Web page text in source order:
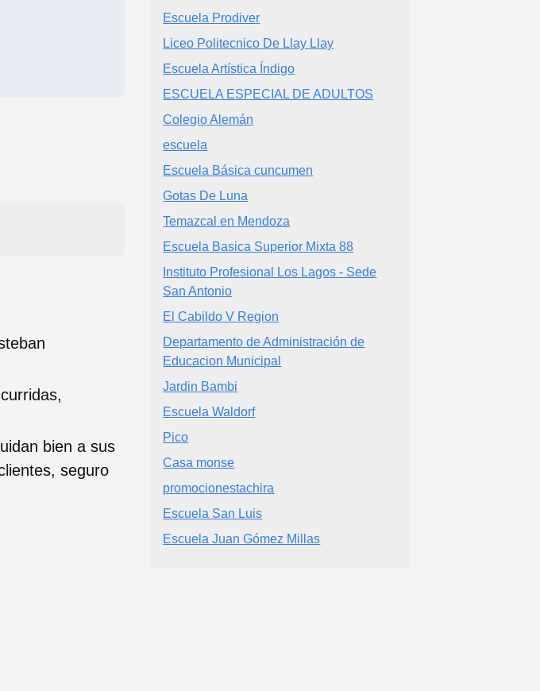
bien a sus
seguro
Escuela Prodiver
Liceo Politecnico De Llay Llay
Escuela Artística Índigo
ESCUELA ESPECIAL DE ADULTOS
Colegio Alemán
escuela
Escuela Básica cuncumen
Gotas De Luna
Temazcal en Mendoza
Escuela Basica Superior Mixta 88
Instituto Profesional Los Lagos - Sede
San Antonio
El Cabildo V Region
Departamento de Administración de
Educacion Municipal
Jardin Bambi
Escuela Waldorf
Pico
Casa monse
promocionestachira
Escuela San Luis
Escuela Juan Gómez Millas